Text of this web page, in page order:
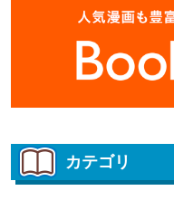
カテゴリ